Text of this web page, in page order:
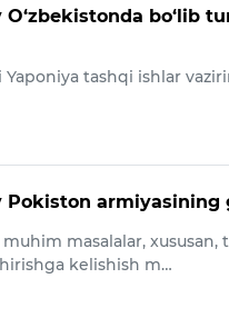
bo‘lib
Yaponiya tashqi ishlar
Pokiston
masalalar, xususan,
kelishish m…